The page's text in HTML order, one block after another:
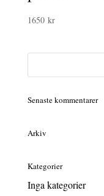
1650 kr
Senaste kommentarer
Arkiv
Kategorier
Inga kategorier